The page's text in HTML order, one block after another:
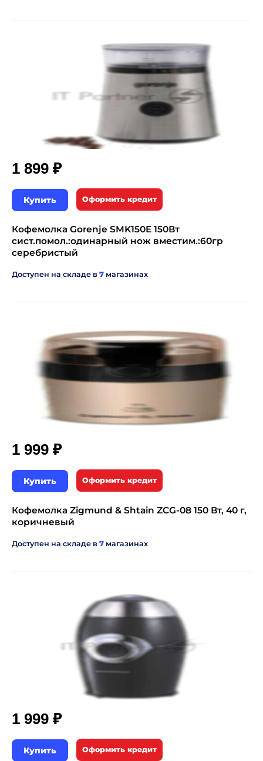
1 899 ₽
Купить Оформить кредит
Кофемолка Gorenje SMK150E 150Вт
сист.помол.:одинарный нож вместим.:60гр
серебристый
Доступен на складе в 7 магазинах
1 999 ₽
Купить Оформить кредит
Кофемолка Zigmund & Shtain ZCG-08 150 Вт, 40 г,
коричневый
Доступен на складе в 7 магазинах
1 999 ₽
Купить Оформить кредит